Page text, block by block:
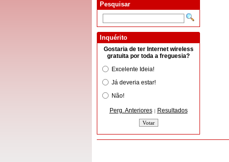
Pesquisar
Inquérito
Gostaria de ter Internet wireless
gratuita por toda a freguesia?
Excelente Ideia!
Já deveria estar!
Não!
Perg. Anteriores | Resultados